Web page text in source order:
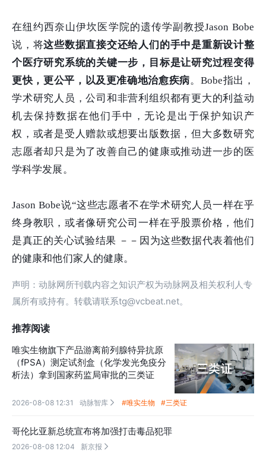
在纽约西奈山伊坎医学院的遗传学副教授Jason Bobe
说，将这些数据直接交还给人们的手中是重新设计整
个医疗研究系统的关键一步，目标是让研究过程变得
更快，更公平，以及更准确地治愈疾病。Bobe指出，
学术研究人员，公司和非营利组织都有更大的利益动
机去保持数据在他们手中，无论是出于保护知识产
权，或者是受人赠款或想要出版数据，但大多数研究
志愿者却只是为了改善自己的健康或推动进一步的医
学科学发展。
Jason Bobe说“这些志愿者不在学术研究人员一样在乎
终身教职，或者像研究公司一样在乎股票价格，他们
是真正的关心试验结果 －－因为这些数据代表着他们
的健康和他们家人的健康。
声明：动脉网所刊载内容之知识产权为动脉网及相关权利人专
属所有或持有。转载请联系tg@vcbeat.net。
推荐阅读
唯实生物旗下产品游离前列腺特异抗原
（fPSA）测定试剂盒（化学发光免疫分
析法）拿到国家药监局审批的三类证
2026-08-08 12:31 动脉智库  #唯实生物 #三类证
哥伦比亚新总统宣布将加强打击毒品犯罪
2026-08-08 12:04 新京报 